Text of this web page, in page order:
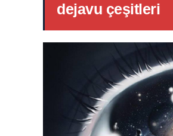
dejavu çeşitleri